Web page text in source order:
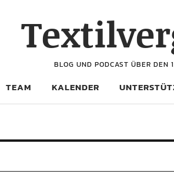
BLOG UND PODCAST ÜBER DEN
TEAM KALENDER